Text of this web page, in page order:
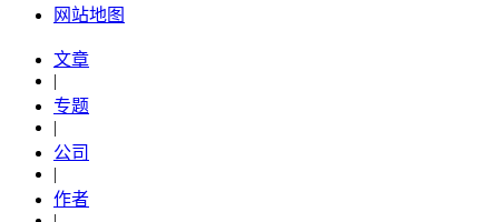
网站地图
文章
|
专题
|
公司
|
作者